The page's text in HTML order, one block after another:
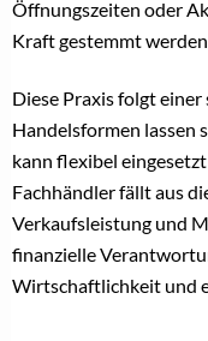
Öffnungszeiten oder
Kraft gestemmt
Diese Praxis folgt
Handelsformen lassen
kann flexibel
Fachhändler fällt aus
Verkaufsleistung und
finanzielle
Wirtschaftlichkeit und